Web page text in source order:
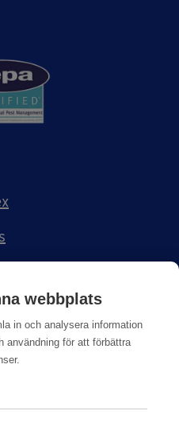
AB
webbplats
in och analysera information
användning för att förbättra